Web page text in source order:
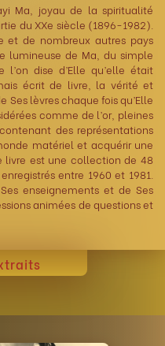
Ma, joyau de la spiritualité
du XXe siècle (1896-1982).
et de nombreux autres pays
lumineuse de Ma, du simple
dise d’Elle qu’elle était
écrit de livre, la vérité et
Ses lèvres chaque fois qu’Elle
comme de l’or, pleines
des représentations
matériel et acquérir une
livre est une collection de 48
entre 1960 et 1981.
enseignements et de Ses
animées de questions et